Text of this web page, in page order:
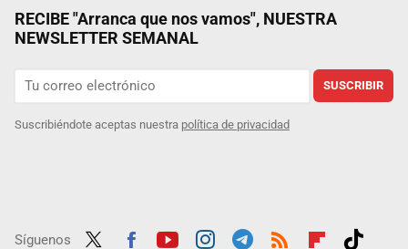
RECIBE "Arranca que nos vamos", NUESTRA
NEWSLETTER SEMANAL
SUSCRIBIR
Suscribiéndote aceptas nuestra política de privacidad
Síguenos